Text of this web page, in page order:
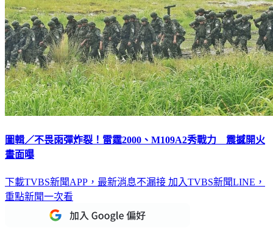
圖輯／不畏雨彈炸裂！雷霆2000、M109A2秀戰力 震撼開火
畫面曝
下載TVBS新聞APP，最新消息不漏接 加入TVBS新聞LINE，
重點新聞一次看